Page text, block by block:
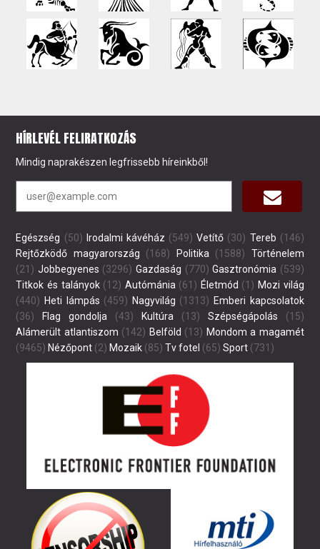
HÍRLEVÉL FELIRATKOZÁS
Mindig naprakészen legfrissebb híreinkből!
Egészség (50) Irodalmi kávéház (549) Vetítő (30) Tereb (146)
Rejtőzködő magyarország (168) Politika (1588)
Történelem
(21) Jobbegyenes (3296) Gazdaság (770) Gasztronómia (539)
Titkok és talányok(12) Autómánia (61) Életmód (1) Mozi világ
(440) Heti lámpás (459) Nagyvilág (1313) Emberi kapcsolatok
(36)
Flag gondolja (43) Kultúra (13) Szépségápolás (15)
Alámerült atlantiszom (142) Belföld (13) Mondom a magamét
(9465) Nézőpont (2) Mozaik (85) Tv fotel (65) Sport (731)